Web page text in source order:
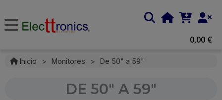
0,00 €
Inicio > Monitores > De 50" a 59"
DE 50" A 59"